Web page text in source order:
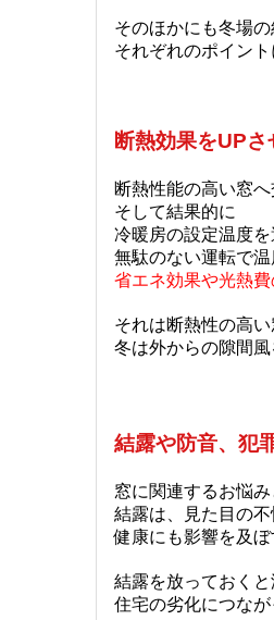
そのほかにも冬場
それぞれのポイン
断熱効果をUP
断熱性能の高い窓
そして結果的に
冷暖房の設定温度を
無駄のない運転で
省エネ効果や光熱
それは断熱性の高
冬は外からの隙間
結露や防音、犯
窓に関連するお悩
結露は、見た目の
健康にも影響を及ぼ
結露を放っておく
住宅の劣化につなが